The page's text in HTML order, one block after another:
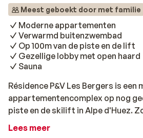
Meest geboekt door met familie
Moderne appartementen
Verwarmd buitenzwembad
Op 100m van de piste en de lift
Gezellige lobby met open haard
Sauna
Résidence P&V Les Bergers is een
appartementencomplex op nog
piste en de skilift in Alpe d'Huez.
dus al snel in je bindingen. Ook het
Lees meer